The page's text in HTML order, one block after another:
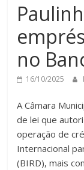
no
16/10/2025
A Câmara
de lei que
operação de
Internacional
(BIRD), mais